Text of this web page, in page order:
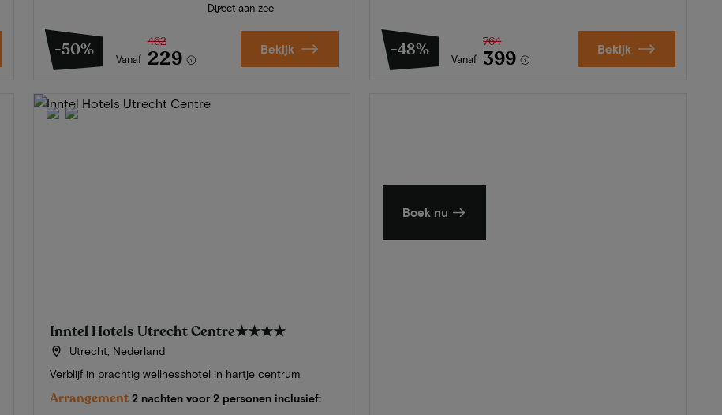
Direct aan zee
-50% Vanaf
462
229 Bekijk -48% Vanaf
764
399 Bekijk
Inntel Hotels Utrecht Centre★★★★
Utrecht, Nederland
Verblijf in prachtig wellnesshotel in hartje centrum
Arrangement 2 nachten voor 2 personen inclusief:
Boek nu